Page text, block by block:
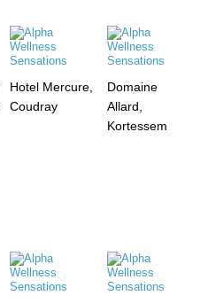
Hotel Mercure,
Coudray
Domaine
Allard,
Kortessem